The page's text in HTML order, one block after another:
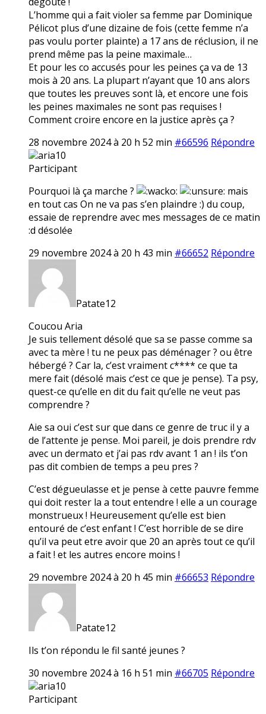
L’homme qui a fait violer sa femme par Dominique
Pélicot plus d’une dizaine de fois (cette femme n’a
pas voulu porter plainte) a 17 ans de réclusion, il ne
prend même pas la peine maximale…
Et pour les co accusés pour les peines ça va de 13
mois à 20 ans. La plupart n’ayant que 10 ans alors
que toutes les preuves sont là, et encore une fois
les peines maximales ne sont pas requises !
Comment croire encore en la justice après ça ?
28 novembre 2024 à 20 h 52 min #66596 Répondre
aria10
Participant
Pourquoi là ça marche ?
mais
en tout cas On ne va pas s’en plaindre :) du coup,
essaie de reprendre avec mes messages de ce matin
:d désolée
29 novembre 2024 à 20 h 43 min #66652 Répondre
Patate12
Coucou Aria
Je suis tellement désolé que sa se passe comme sa
avec ta mère ! tu ne peux pas déménager ? ou être
hébergé ? Car la, c’est vraiment c**** ce que ta
mere fait (désolé mais c’est ce que je pense). Ta psy,
quest-ce qu’elle en dit du fait qu’elle ne veut pas
comprendre ?
Aie sa oui c’est sur que dans ce genre de truc il y a
de l’attente je pense. Moi pareil, je dois prendre rdv
avec un dermato et j’ai pas rdv avant 1 an ! ils t’on
pas dit combien de temps a peu pres ?
C’est dégueulasse et je pense à cette pauvre femme
qui doit rester la a tout entendre ! elle a un courage
monstrueux ! Heureusement qu’elle est bien
entouré de c’est enfant ! C’est horrible de se dire
qu’il va peut etre avoir que 20 an après tout ce qu’il
a fait ! et les autres encore moins !
29 novembre 2024 à 20 h 45 min #66653 Répondre
Patate12
Ils t’on répondu le fil santé jeunes ?
30 novembre 2024 à 16 h 51 min #66705 Répondre
aria10
Participant